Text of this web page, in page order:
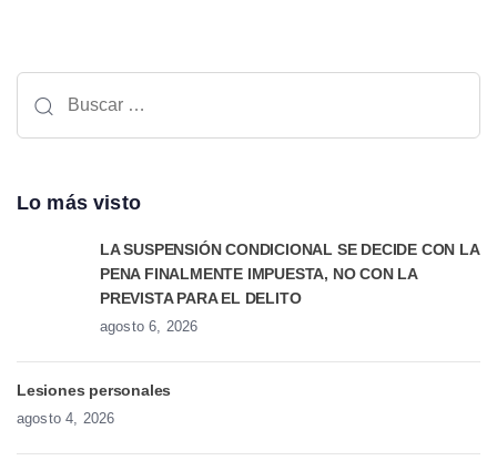
Lo más visto
LA SUSPENSIÓN CONDICIONAL SE DECIDE CON LA
PENA FINALMENTE IMPUESTA, NO CON LA
PREVISTA PARA EL DELITO
agosto 6, 2026
Lesiones personales
agosto 4, 2026